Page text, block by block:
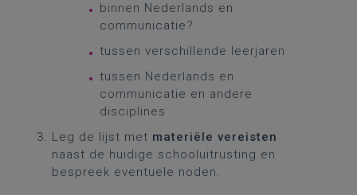
binnen Nederlands en
communicatie?
tussen verschillende leerjaren
tussen Nederlands en
communicatie en andere
disciplines
Leg de lijst met materiële vereisten
naast de huidige schooluitrusting en
bespreek eventuele noden.